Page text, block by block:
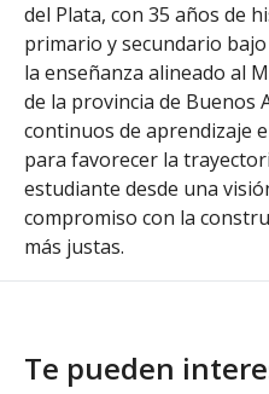
del Plata, con 35 años de
primario y secundario
la enseñanza alineado al
de la provincia de Buenos
continuos de aprendizaje
para favorecer la
estudiante desde una
compromiso con la
más justas.
Te pueden